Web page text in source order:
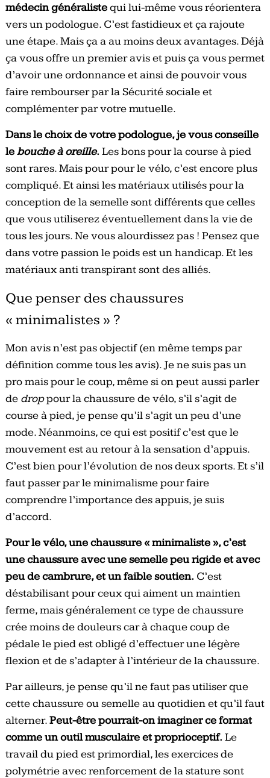
médecin généralistequi lui-même vous réorientera
vers un podologue. C’est fastidieux et ça rajoute
une étape. Mais ça a au moins deux avantages. Déjà
ça vous offre un premier avis et puis ça vous permet
d’avoir une ordonnance et ainsi de pouvoir vous
faire rembourser par la Sécurité sociale et
complémenter par votre mutuelle.
Dans le choix de votre podologue, je vous conseille
lebouche à oreille.Les bons pour la course à pied
sont rares. Mais pour pour le vélo, c’est encore plus
compliqué. Et ainsi les matériaux utilisés pour la
conception de la semelle sont différents que celles
que vous utiliserez éventuellement dans la vie de
tous les jours. Ne vous alourdissez pas ! Pensez que
dans votre passion le poids est un handicap. Et les
matériaux anti transpirant sont des alliés.
Que penser des chaussures
« minimalistes » ?
Mon avis n’est pas objectif (en même temps par
définition comme tous les avis). Je ne suis pas un
pro mais pour le coup, même si on peut aussi parler
de droppour la chaussure de vélo, s’il s’agit de
course à pied, je pense qu’il s’agit un peu d’une
mode. Néanmoins, ce qui est positif c’est que le
mouvement est au retour à la sensation d’appuis.
C’est bien pour l’évolution de nos deux sports. Et s’il
faut passer par le minimalisme pour faire
comprendre l’importance des appuis, je suis
d’accord.
Pour le vélo, une chaussure « minimaliste », c’est
une chaussure avec une semelle peu rigide et avec
peu de cambrure, et un faible soutien.C’est
déstabilisant pour ceux qui aiment un maintien
ferme, mais généralement ce type de chaussure
crée moins de douleurs car à chaque coup de
pédale le pied est obligé d’effectuer une légère
flexion et de s’adapter à l’intérieur de la chaussure.
Par ailleurs, je pense qu’il ne faut pas utiliser que
cette chaussure ou semelle au quotidien et qu’il faut
alterner.Peut-être pourrait-on imaginer ce format
comme un outil musculaire et proprioceptif.Le
travail du pied est primordial, les exercices de
polymétrie avec renforcement de la stature sont